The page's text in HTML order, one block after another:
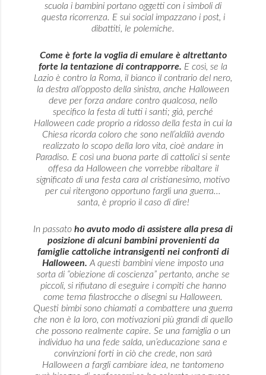
scuola i bambini portano oggetti con i simboli di
questa ricorrenza. E sui social impazzano i post, i
dibattiti, le polemiche.
Come è forte la voglia di emulare è altrettanto
forte la tentazione di contrapporre. E così, se la
Lazio è contro la Roma, il bianco il contrario del nero,
la destra all’opposto della sinistra, anche Halloween
deve per forza andare contro qualcosa, nello
specifico la festa di tutti i santi; già, perché
Halloween cade proprio a ridosso della festa in cui la
Chiesa ricorda coloro che sono nell’aldilà avendo
realizzato lo scopo della loro vita, cioè andare in
Paradiso. E così una buona parte di cattolici si sente
offesa da Halloween che vorrebbe ribaltare il
significato di una festa cara al cristianesimo, motivo
per cui ritengono opportuno fargli una guerra…
santa, è proprio il caso di dire!
In passato ho avuto modo di assistere alla presa di
posizione di alcuni bambini provenienti da
famiglie cattoliche intransigenti nei confronti di
Halloween. A questi bambini viene imposto una
sorta di “obiezione di coscienza” pertanto, anche se
piccoli, si rifiutano di eseguire i compiti che hanno
come tema filastrocche o disegni su Halloween.
Questi bimbi sono chiamati a combattere una guerra
che non è la loro, con motivazioni più grandi di quello
che possono realmente capire. Se una famiglia o un
individuo ha una fede salda, un’educazione sana e
convinzioni forti in ciò che crede, non sarà
Halloween a fargli cambiare idea, ne tantomeno